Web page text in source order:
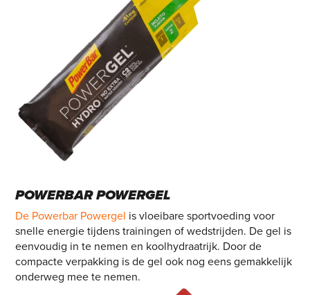
POWERBAR POWERGEL
De Powerbar Powergel is vloeibare sportvoeding voor
snelle energie tijdens trainingen of wedstrijden. De gel is
eenvoudig in te nemen en koolhydraatrijk. Door de
compacte verpakking is de gel ook nog eens gemakkelijk
onderweg mee te nemen.